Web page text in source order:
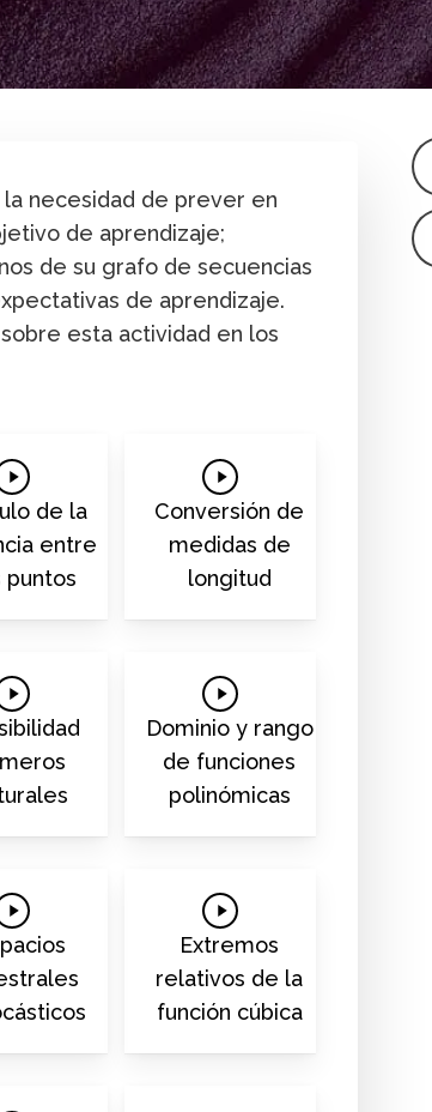
Formación posgrado Formación
necesidad de prever en
de aprendizaje;
de su grafo de secuencias
de aprendizaje.
esta actividad en los
de la
entre
puntos
Play
Video
Conversión de
medidas de
longitud
Play
Video
Dominio y rango
de funciones
polinómicas
Play
Video
Extremos
relativos de la
función cúbica